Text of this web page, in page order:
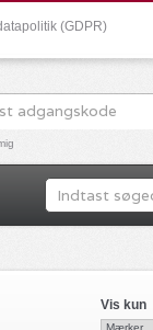
(GDPR)
Vis kun